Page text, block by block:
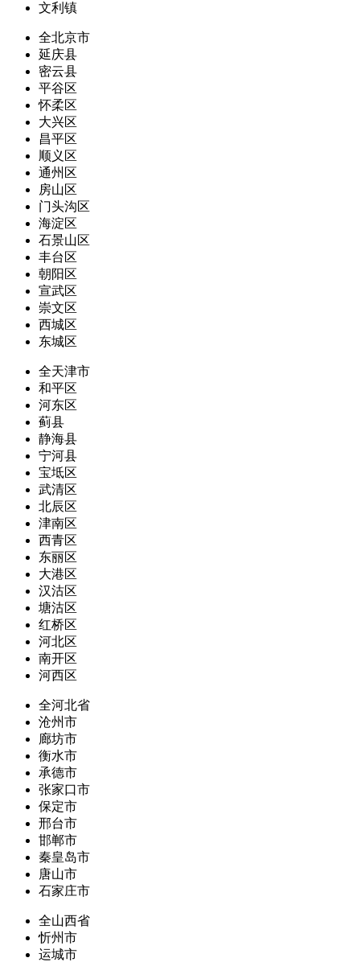
文利镇
全北京市
延庆县
密云县
平谷区
怀柔区
大兴区
昌平区
顺义区
通州区
房山区
门头沟区
海淀区
石景山区
丰台区
朝阳区
宣武区
崇文区
西城区
东城区
全天津市
和平区
河东区
蓟县
静海县
宁河县
宝坻区
武清区
北辰区
津南区
西青区
东丽区
大港区
汉沽区
塘沽区
红桥区
河北区
南开区
河西区
全河北省
沧州市
廊坊市
衡水市
承德市
张家口市
保定市
邢台市
邯郸市
秦皇岛市
唐山市
石家庄市
全山西省
忻州市
运城市